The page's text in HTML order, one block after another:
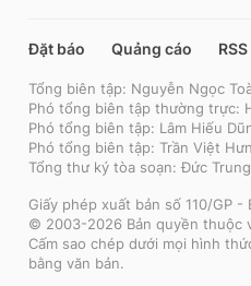
Đặt báo Quảng cáo RSS
Tổng biên tập: Nguyễn Ngọc
Phó tổng biên tập thường trực:
Phó tổng biên tập: Lâm Hiếu
Phó tổng biên tập: Trần Việt
Tổng thư ký tòa soạn: Đức Trung
Giấy phép xuất bản số 110/GP
© 2003-2026 Bản quyền thuộc
Cấm sao chép dưới mọi hình
bằng văn bản.